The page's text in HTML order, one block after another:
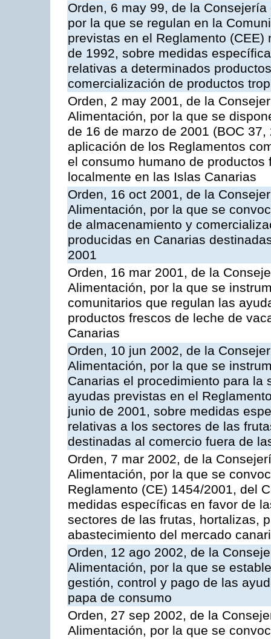
Orden, 6 may 99, de la
por la que se regulan en la
previstas en el Reglamento
de 1992, sobre medidas
relativas a determinados
comercialización de productos
Orden, 2 may 2001, de la
Alimentación, por la que se
de 16 de marzo de 2001 (BOC
aplicación de los Reglamentos
el consumo humano de
localmente en las Islas Canarias
Orden, 16 oct 2001, de la
Alimentación, por la que se
de almacenamiento y
producidas en Canarias
2001
Orden, 16 mar 2001, de la
Alimentación, por la que se
comunitarios que regulan las
productos frescos de leche de
Canarias
Orden, 10 jun 2002, de la
Alimentación, por la que se
Canarias el procedimiento para
ayudas previstas en el
junio de 2001, sobre medidas
relativas a los sectores de las
destinadas al comercio fuera de
Orden, 7 mar 2002, de la
Alimentación, por la que se
Reglamento (CE) 1454/2001, del
medidas específicas en favor de
sectores de las frutas, hortalizas,
abastecimiento del mercado
Orden, 12 ago 2002, de la
Alimentación, por la que se
gestión, control y pago de las
papa de consumo
Orden, 27 sep 2002, de la
Alimentación, por la que se